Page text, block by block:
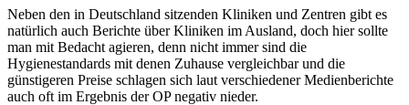
Neben den in Deutschland sitzenden Kliniken und Zentren gibt es
natürlich auch Berichte über Kliniken im Ausland, doch hier sollte
man mit Bedacht agieren, denn nicht immer sind die
Hygienestandards mit denen Zuhause vergleichbar und die
günstigeren Preise schlagen sich laut verschiedener Medienberichte
auch oft im Ergebnis der OP negativ nieder.